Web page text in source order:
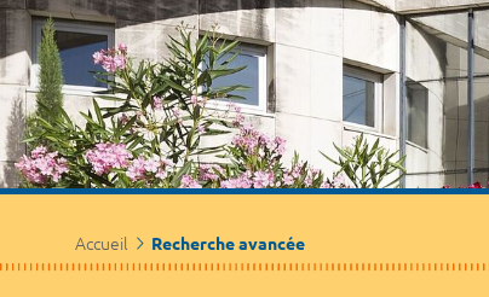
Accueil Recherche avancée